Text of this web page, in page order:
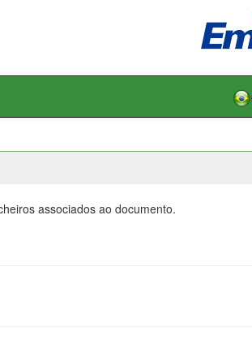
associados ao documento.